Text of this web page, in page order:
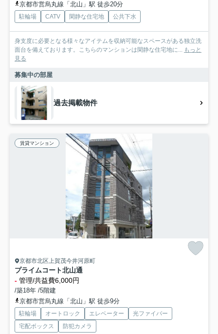
京都市営烏丸線「北山」駅 徒歩20分
駐輪場 CATV 閑静な住宅地 公共下水
身支度に必要となる様々なアイテムを収納可能なスペースがある独立洗
面台を備えております。こちらのマンションは閑静な住宅地に... もっと
見る
募集中の部屋
過去掲載物件
賃貸マンション
京都市北区上賀茂今井河原町
プライムコート北山通
- 管理/共益費6,000円
/築18年 /5階建
京都市営烏丸線「北山」駅 徒歩9分
駐輪場 オートロック エレベーター
光ファイバー
宅配ボックス
防犯カメラ